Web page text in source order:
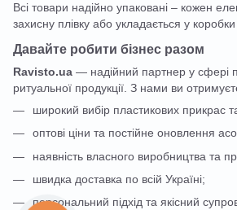
Всі товари надійно упаковані – кожен
захисну плівку або укладається у
Давайте робити бізнес разом
Ravisto.ua — надійний партнер у сфері
ритуальної продукції. З нами ви
широкий вибір пластикових прикрас
оптові ціни та постійне оновлення
наявність власного виробництва та
швидка доставка по всій Україні;
персональний підхід та якісний